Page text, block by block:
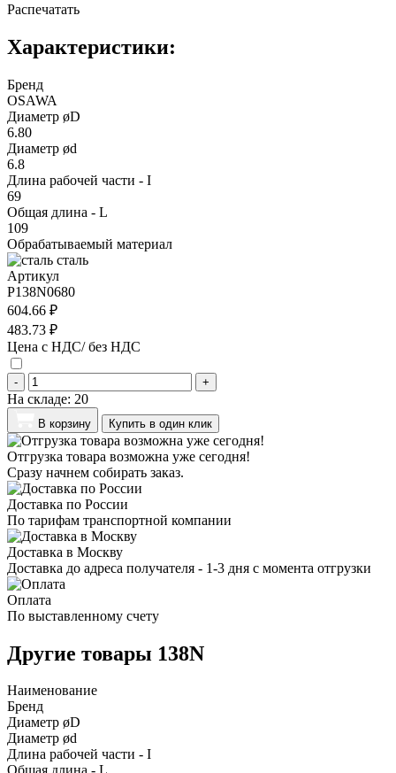
Распечатать
Характеристики:
Бренд
OSAWA
Диаметр øD
6.80
Диаметр ød
6.8
Длина рабочей части - I
69
Общая длина - L
109
Обрабатываемый материал
сталь
Артикул
P138N0680
604.66 ₽
483.73 ₽
Цена с НДС/ без НДС
- +
На складе: 20
В корзину Купить в один клик
Отгрузка товара возможна уже сегодня!
Сразу начнем собирать заказ.
Доставка по России
По тарифам транспортной компании
Доставка в Москву
Доставка до адреса получателя - 1-3 дня с момента отгрузки
Оплата
По выставленному счету
Другие товары 138N
Наименование
Бренд
Диаметр øD
Диаметр ød
Длина рабочей части - I